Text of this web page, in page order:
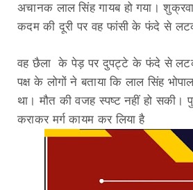
अचानक लाल सिंह गायब हो गया।
कदम की दूरी पर वह फांसी के फंदे से
वह छैला के पेड़ पर दुपट्टे के फंदे से
पक्ष के लोगों ने बताया कि लाल सिंह
था। मौत की वजह स्पष्ट नहीं हो सकी।
कराकर मर्ग कायम कर लिया है